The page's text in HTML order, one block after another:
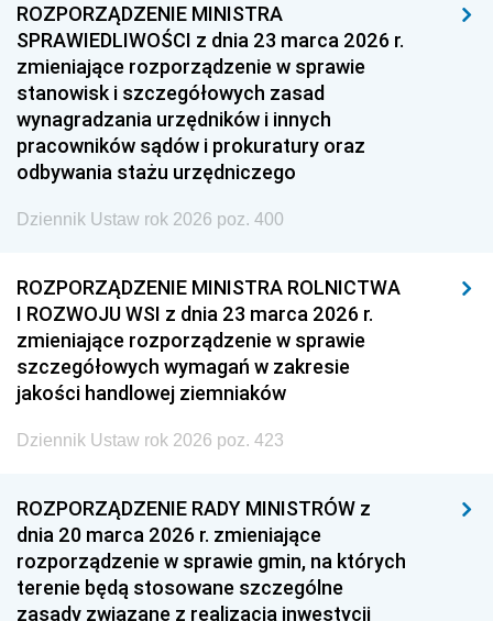
ROZPORZĄDZENIE MINISTRA
SPRAWIEDLIWOŚCI z dnia 23 marca 2026 r.
zmieniające rozporządzenie w sprawie
stanowisk i szczegółowych zasad
wynagradzania urzędników i innych
pracowników sądów i prokuratury oraz
odbywania stażu urzędniczego
Dziennik Ustaw rok 2026 poz. 400
ROZPORZĄDZENIE MINISTRA ROLNICTWA
I ROZWOJU WSI z dnia 23 marca 2026 r.
zmieniające rozporządzenie w sprawie
szczegółowych wymagań w zakresie
jakości handlowej ziemniaków
Dziennik Ustaw rok 2026 poz. 423
ROZPORZĄDZENIE RADY MINISTRÓW z
dnia 20 marca 2026 r. zmieniające
rozporządzenie w sprawie gmin, na których
terenie będą stosowane szczególne
zasady związane z realizacją inwestycji